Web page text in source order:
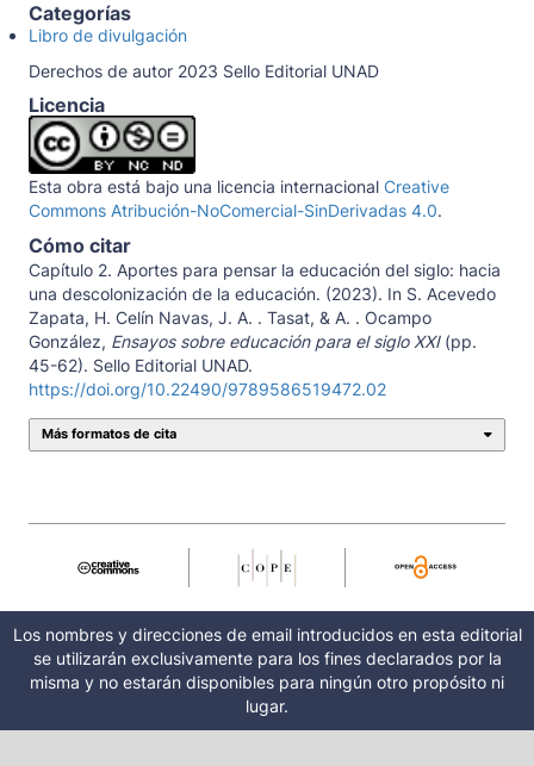
Categorías
Libro de divulgación
Derechos de autor 2023 Sello Editorial UNAD
Licencia
Esta obra está bajo una licencia internacional Creative
Commons Atribución-NoComercial-SinDerivadas 4.0.
Cómo citar
Capítulo 2. Aportes para pensar la educación del siglo: hacia
una descolonización de la educación. (2023). In S. Acevedo
Zapata, H. Celín Navas, J. A. . Tasat, & A. . Ocampo
González, Ensayos sobre educación para el siglo XXI(pp.
45-62). Sello Editorial UNAD.
https://doi.org/10.22490/9789586519472.02
Más formatos de cita
Los nombres y direcciones de email introducidos en esta editorial
se utilizarán exclusivamente para los fines declarados por la
misma y no estarán disponibles para ningún otro propósito ni
lugar.